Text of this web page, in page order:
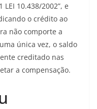
LEI 10.438/2002”, e
o crédito ao
não comporte a
única vez, o saldo
creditado nas
a compensação.